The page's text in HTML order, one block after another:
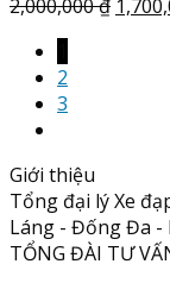
2,000,000₫
2
3
Giới thiệu
Tổng đại lý Xe
Láng - Đống Đa -
TỔNG ĐÀI TƯ